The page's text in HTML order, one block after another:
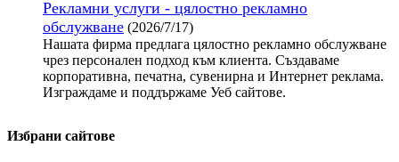
Рекламни услуги - цялостно рекламно
обслужване (2026/7/17)
Нашата фирма предлага цялостно рекламно обслужване
чрез персонален подход към клиента. Създаваме
корпоративна, печатна, сувенирна и Интернет реклама.
Изграждаме и поддържаме Уеб сайтове.
Избрани сайтове